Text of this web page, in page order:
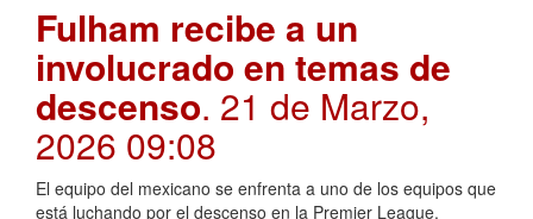
Fulham recibe a un
involucrado en temas de
descenso. 21 de Marzo,
2026 09:08
El equipo del mexicano se enfrenta a uno de los equipos que
está luchando por el descenso en la Premier League.